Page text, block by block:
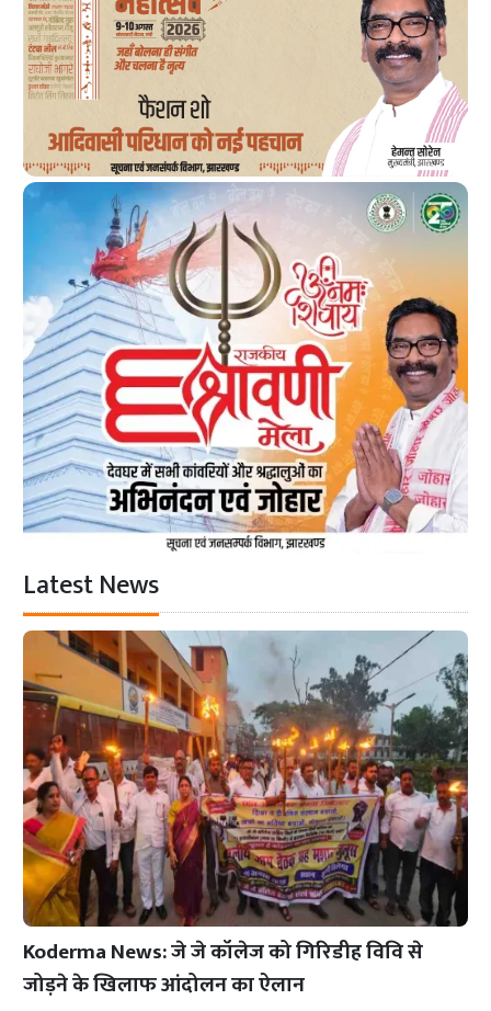
Latest News
Koderma News: जे जे कॉलेज को गिरिडीह विवि से
जोड़ने के खिलाफ आंदोलन का ऐलान